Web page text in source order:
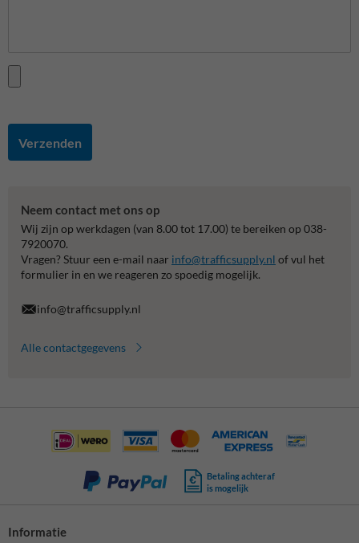
Verzenden
Neem contact met ons op
Wij zijn op werkdagen (van 8.00 tot 17.00) te bereiken op 038-
7920070.
Vragen? Stuur een e-mail naar info@trafficsupply.nl of vul het
formulier in en we reageren zo spoedig mogelijk.
info@trafficsupply.nl
Alle contactgegevens
Betaling achteraf
is mogelijk
Informatie